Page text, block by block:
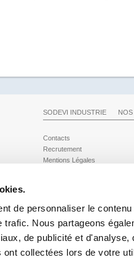
de personnaliser le
Nous partageons
de publicité et
ont collectées lors de votre
SODEVI INDUSTRIE
Contacts
Recrutement
Mentions Légales
© SODEVI Industrie 2026